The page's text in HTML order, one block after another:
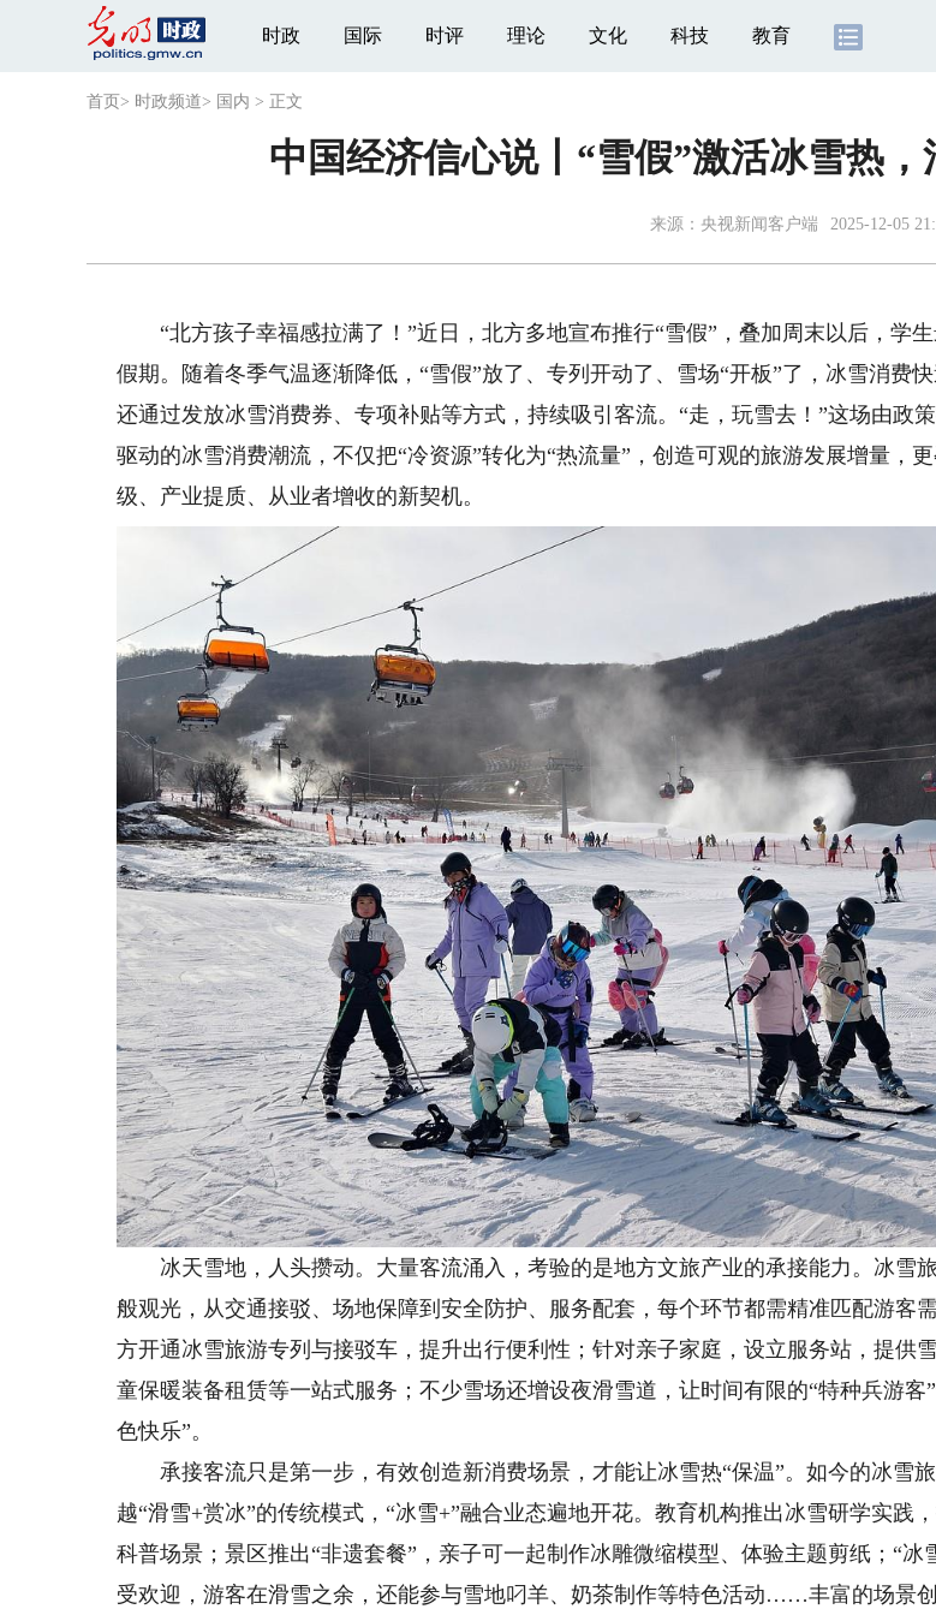
时政 国际 时评 理论 文化 科技 教育
首页 > 时政频道> 国内 > 正文
中国经济信心说丨“雪假”激活冰雪热
来源： 央视新闻客户端 2025-12-05
“北方孩子幸福感拉满了！”近日，北方多地宣布推行“雪假”，叠加周末以后，学生
假期。随着冬季气温逐渐降低，“雪假”放了、专列开动了、雪场“开板”了，冰雪消费
还通过发放冰雪消费券、专项补贴等方式，持续吸引客流。“走，玩雪去！”这场由政
驱动的冰雪消费潮流，不仅把“冷资源”转化为“热流量”，创造可观的旅游发展增量，
级、产业提质、从业者增收的新契机。
冰天雪地，人头攒动。大量客流涌入，考验的是地方文旅产业的承接能力。冰雪
般观光，从交通接驳、场地保障到安全防护、服务配套，每个环节都需精准匹配游客
方开通冰雪旅游专列与接驳车，提升出行便利性；针对亲子家庭，设立服务站，提供
童保暖装备租赁等一站式服务；不少雪场还增设夜滑雪道，让时间有限的“特种兵游客
色快乐”。
承接客流只是第一步，有效创造新消费场景，才能让冰雪热“保温”。如今的冰雪
越“滑雪+赏冰”的传统模式，“冰雪+”融合业态遍地开花。教育机构推出冰雪研学实践
科普场景；景区推出“非遗套餐”，亲子可一起制作冰雕微缩模型、体验主题剪纸；“冰
受欢迎，游客在滑雪之余，还能参与雪地叼羊、奶茶制作等特色活动……丰富的场景